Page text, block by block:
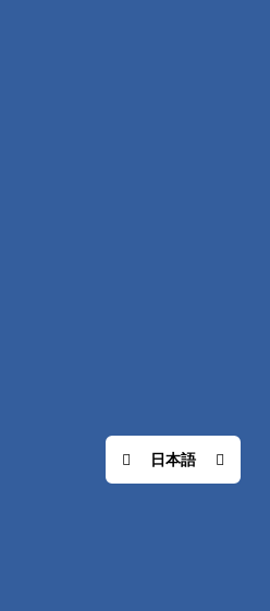
日本語